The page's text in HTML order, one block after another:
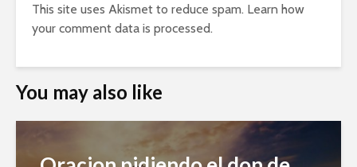
This site uses Akismet to reduce spam. Learn how
your comment data is processed.
You may also like